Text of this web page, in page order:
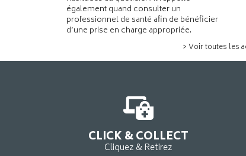
également quand consulter un
professionnel de santé afin de bénéficier
d’une prise en charge appropriée.
> Voir toutes les
CLICK & COLLECT
Cliquez & Retirez